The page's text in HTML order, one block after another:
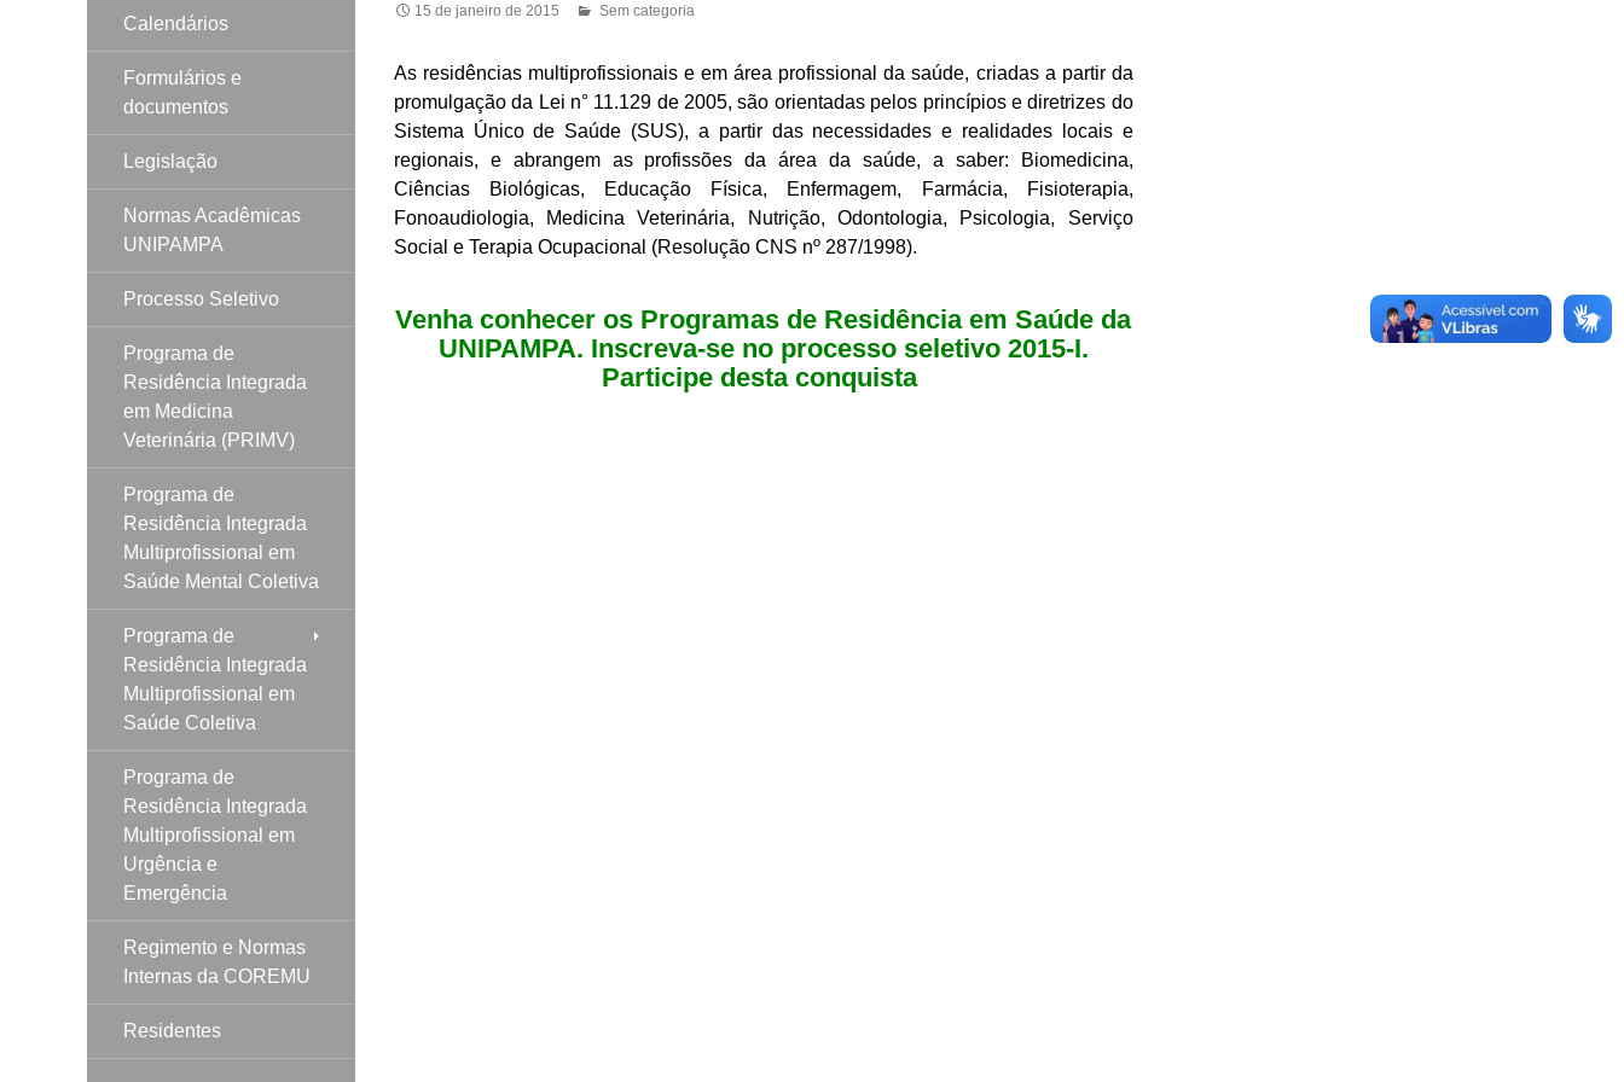
15 de janeiro de 2015 Sem categoria
As residências multiprofissionais e em área profissional da saúde, criadas a partir da
promulgação da Lei n° 11.129 de 2005, são orientadas pelos princípios e diretrizes do
Sistema Único de Saúde (SUS), a partir das necessidades e realidades locais e
regionais, e abrangem as profissões da área da saúde, a saber: Biomedicina,
Ciências Biológicas, Educação Física, Enfermagem, Farmácia, Fisioterapia,
Fonoaudiologia, Medicina Veterinária, Nutrição, Odontologia, Psicologia, Serviço
Social e Terapia Ocupacional (Resolução CNS nº 287/1998).
Venha conhecer os Programas de Residência em Saúde da
UNIPAMPA. Inscreva-se no processo seletivo 2015-I.
Participe desta conquista
Calendários
Formulários e
documentos
Legislação
Normas Acadêmicas
UNIPAMPA
Processo Seletivo
Programa de
Residência Integrada
em Medicina
Veterinária (PRIMV)
Programa de
Residência Integrada
Multiprofissional em
Saúde Mental Coletiva
Programa de
Residência Integrada
Multiprofissional em
Saúde Coletiva
Programa de
Residência Integrada
Multiprofissional em
Urgência e
Emergência
Regimento e Normas
Internas da COREMU
Residentes